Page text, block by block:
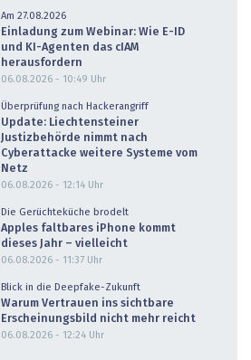
Am 27.08.2026
Einladung zum Webinar: Wie E-ID
und KI-Agenten das cIAM
herausfordern
06.08.2026 - 10:49 Uhr
Überprüfung nach Hackerangriff
Update: Liechtensteiner
Justizbehörde nimmt nach
Cyberattacke weitere Systeme vom
Netz
06.08.2026 - 12:14 Uhr
Die Gerüchteküche brodelt
Apples faltbares iPhone kommt
dieses Jahr – vielleicht
06.08.2026 - 11:37 Uhr
Blick in die Deepfake-Zukunft
Warum Vertrauen ins sichtbare
Erscheinungsbild nicht mehr reicht
06.08.2026 - 12:24 Uhr